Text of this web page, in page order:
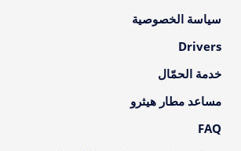
سياسة الخصوصية
Drivers
خدمة الحمّال
مساعد مطار هيثرو
FAQ